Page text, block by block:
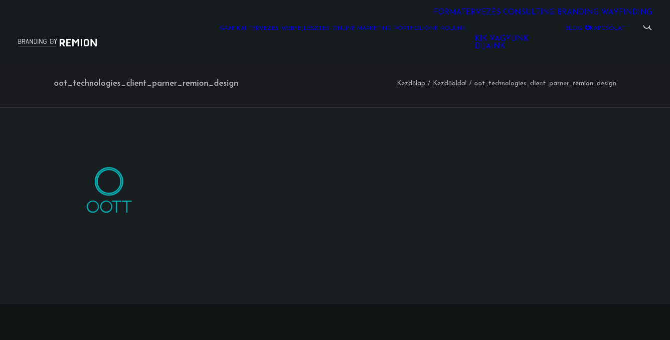
FORMATERVEZÉS CONSULTING BRANDING WAYFINDING
GRAFIKAI TERVEZÉS WEBFEJLESZTÉS ONLINE MARKETING PORTFÓLIÓNK RÓLUNK
KIK VAGYUNK
DÍJAINK
BLOG KAPCSOLAT
oot_technologies_client_parner_remion_design Kezdőlap Kezdőoldal oot_technologies_client_parner_remion_design